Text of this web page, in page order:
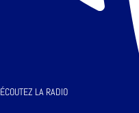
ÉCOUTEZ LA RADIO